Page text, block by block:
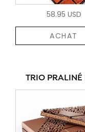
58.95 USD
ACHAT
TRIO PRALINÉ